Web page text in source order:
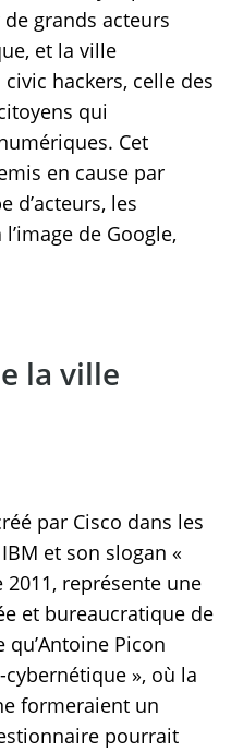
grands acteurs
et la ville
hackers, celle des
qui
Cet
en cause par
d’acteurs, les
de Google,
la ville
par Cisco dans les
et son slogan «
représente une
et bureaucratique de
Picon
», où la
formeraient un
pourrait